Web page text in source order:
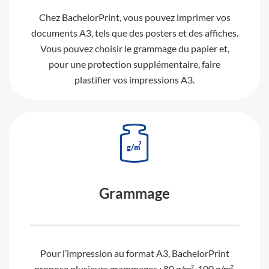
Chez BachelorPrint, vous pouvez imprimer vos
documents A3, tels que des posters et des affiches.
Vous pouvez choisir le grammage du papier et,
pour une protection supplémentaire, faire
plastifier vos impressions A3.
Grammage
Pour l’impression au format A3, BachelorPrint